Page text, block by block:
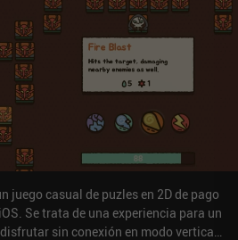
juego casual de puzles en 2D de pago
Se trata de una experiencia para un
sin conexión en modo vertical.